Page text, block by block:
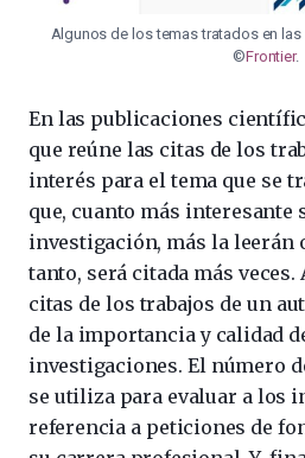
Algunos de los temas tratados en
©Frontier.
En las publicaciones
que reúne las citas de los
interés para el tema que se
que, cuanto más interesante
investigación, más la leerán
tanto, será citada más veces.
citas de los trabajos de un
de la importancia y calidad
investigaciones. El número
se utiliza para evaluar a los
referencia a peticiones de